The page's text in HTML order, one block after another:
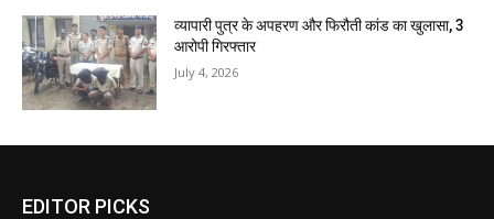
व्यापारी पुत्र के अपहरण और फिरौती कांड का खुलासा, 3
आरोपी गिरफ्तार
July 4, 2026
EDITOR PICKS